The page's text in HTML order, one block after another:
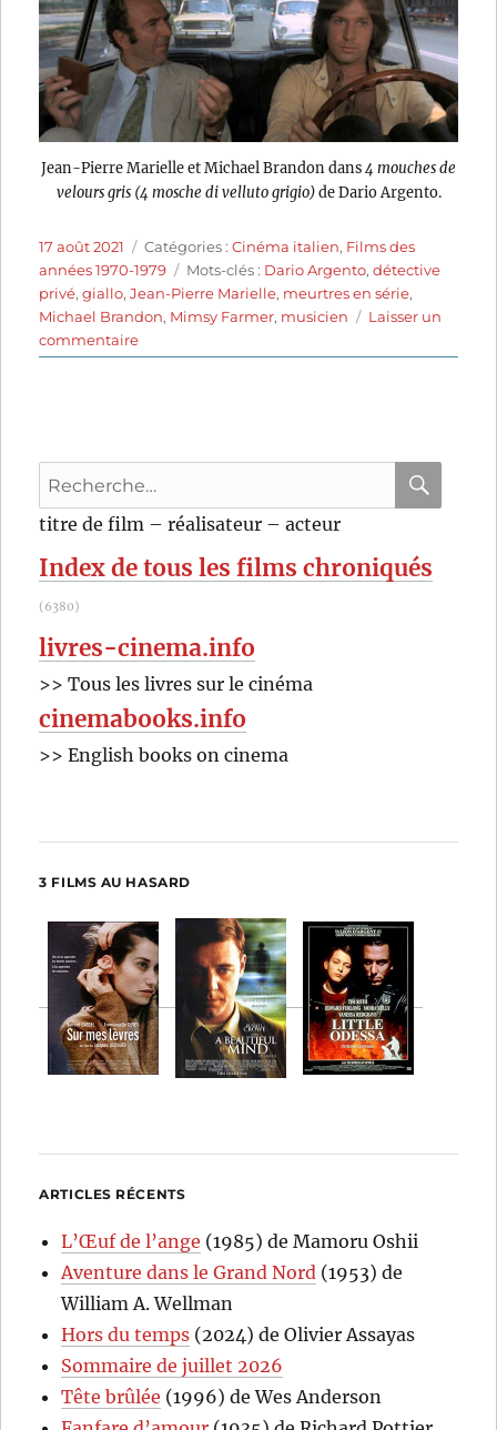
Jean-Pierre Marielle et Michael Brandon dans4 mouches de
velours gris (4 mosche di velluto grigio)de Dario Argento.
Publié
le
17 août 2021 Catégories
Catégories :Cinéma italien, Films des
années 1970-1979
Étiquettes
Mots-clés : Dario Argento,détective
privé,giallo,Jean-Pierre Marielle, meurtres en série,
Michael Brandon, Mimsy Farmer, musicien
Laisser un
commentairesur
Quatre
(1971)
Dario
Recherche
pour
:
titre de film – réalisateur – acteur
Index de tous les films chroniqués
(6380)
livres-cinema.info
>> Tous les livres sur le cinéma
cinemabooks.info
>> English books on cinema
3 FILMS AU HASARD
ARTICLES RÉCENTS
L’Œuf de l’ange (1985) de Mamoru Oshii
Aventure dans le Grand Nord (1953) de
William A. Wellman
Hors du temps (2024) de Olivier Assayas
Sommaire de juillet 2026
Tête brûlée (1996) de Wes Anderson